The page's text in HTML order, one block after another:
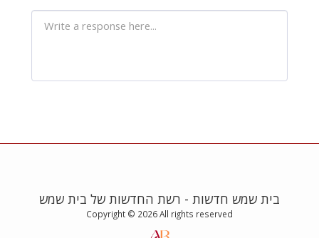
בית שמש חדשות - רשת החדשות של בית שמש
Copyright © 2026 All rights reserved